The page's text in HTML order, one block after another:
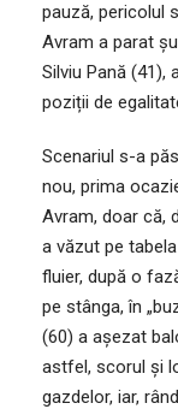
pauză, pericolul
Avram a parat
Silviu Pană
poziții de
Scenariul s-a
nou, prima
Avram, doar că,
a văzut pe
fluier, după o
pe stânga, în
(60) a așezat
astfel, scorul și
gazdelor, iar,